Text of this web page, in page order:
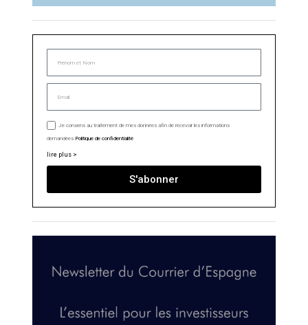
Je consens au traitement de mes données afin de recevoir les informations
demandées.Politique de confidentialité
lire plus >
S'abonner